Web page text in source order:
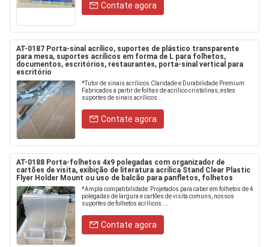
Contate agora
AT-0187 Porta-sinal acrílico, suportes de plástico transparente
para mesa, suportes acrílicos em forma de L para folhetos,
documentos, escritórios, restaurantes, porta-sinal vertical para
escritório
*Tutor de sinais acrílicos Claridade e Durabilidade Premium:
Fabricados a partir de folhas de acrílico cristalinas, estes
suportes de sinais acrílicos...
Contate agora
AT-0188 Porta-folhetos 4x9 polegadas com organizador de
cartões de visita, exibição de literatura acrílica Stand Clear Plastic
Flyer Holder Mount ou uso de balcão para panfletos, folhetos
*Ampla compatibilidade: Projetados para caber em folhetos de 4
polegadas de largura e cartões de visita comuns, nossos
suportes de folhetos acrílicos....
Contate agora